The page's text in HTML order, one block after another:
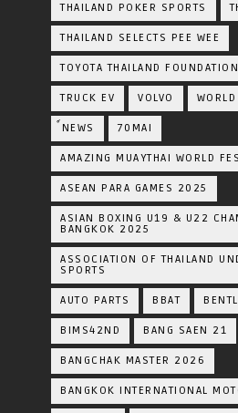
THAILAND POKER SPORTS
THAILAND SELECTS PEE WEE
TOYOTA​ THAILAND​ FOUNDATION
TRUCK EV VOLVO
์NEWS 70MAI
AMAZING MUAYTHAI WORLD
ASEAN PARA GAMES 2025
ASIAN BOXING U19 & U22
BANGKOK 2025
ASSOCIATION OF THAILAND
SPORTS
AUTO PARTS BBAT
BIMS42ND BANG SAEN 21
BANGCHAK MASTER 2026
BANGKOK INTERNATIONAL